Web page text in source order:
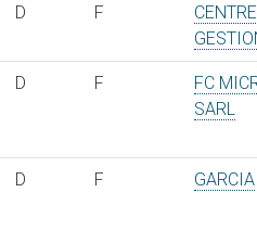
D F
D F
FC
SARL
D F GARCIA